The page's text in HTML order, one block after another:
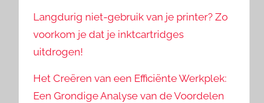
Langdurig niet-gebruik van je printer? Zo
voorkom je dat je inktcartridges
uitdrogen!
Het Creëren van een Efficiënte Werkplek:
Een Grondige Analyse van de Voordelen